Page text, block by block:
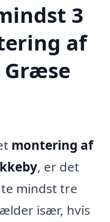
3
af
montering af
, er det
mindst tre
især, hvis